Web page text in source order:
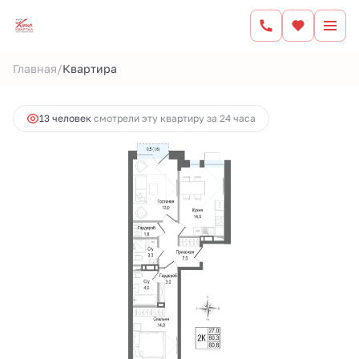
Главная/Квартира
Ипотекаот 52 833 руб.
13 человек смотрели эту квартиру за 24 часа